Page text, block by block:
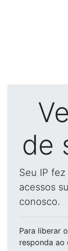
de
Seu IP
acessos
conosco.
Para liberar
responda ao